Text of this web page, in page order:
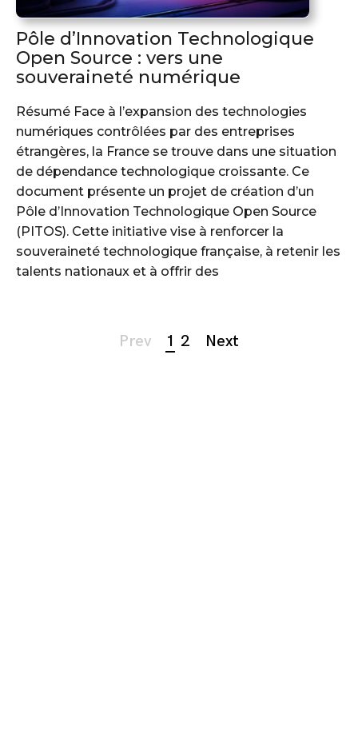
Pôle d’Innovation Technologique
Open Source : vers une
souveraineté numérique
Résumé Face à l’expansion des technologies
numériques contrôlées par des entreprises
étrangères, la France se trouve dans une situation
de dépendance technologique croissante. Ce
document présente un projet de création d’un
Pôle d’Innovation Technologique Open Source
(PITOS). Cette initiative vise à renforcer la
souveraineté technologique française, à retenir les
talents nationaux et à offrir des
Prev 1 2 Next